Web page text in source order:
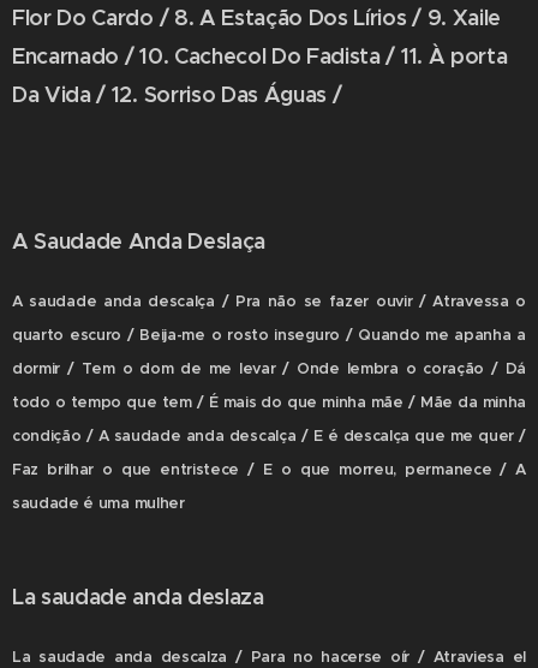
Flor Do Cardo / 8. A Estação Dos Lírios / 9. Xaile
Encarnado / 10. Cachecol Do Fadista / 11. À porta
Da Vida / 12. Sorriso Das Águas /
A Saudade Anda Deslaça
A saudade anda descalça / Pra não se fazer ouvir / Atravessa o
quarto escuro / Beija-me o rosto inseguro / Quando me apanha a
dormir / Tem o dom de me levar / Onde lembra o coração / Dá
todo o tempo que tem / É mais do que minha mãe / Mãe da minha
condição / A saudade anda descalça / E é descalça que me quer /
Faz brilhar o que entristece / E o que morreu, permanece / A
saudade é uma mulher
La saudade anda deslaza
La saudade anda descalza / Para no hacerse oír / Atraviesa el